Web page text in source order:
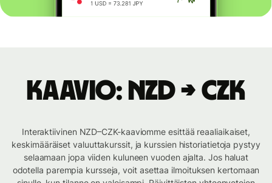
Kaavio: NZD → CZK
Interaktiivinen NZD–CZK-kaaviomme esittää reaaliaikaiset,
keskimääräiset valuuttakurssit, ja kurssien historiatietoja pystyy
selaamaan jopa viiden kuluneen vuoden ajalta. Jos haluat
odotella parempia kursseja, voit asettaa ilmoituksen kertomaan